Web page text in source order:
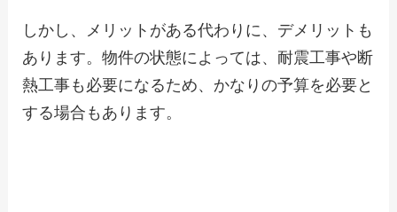
しかし、メリットがある代わりに、デメリットも
あります。物件の状態によっては、耐震工事や断
熱工事も必要になるため、かなりの予算を必要と
する場合もあります。